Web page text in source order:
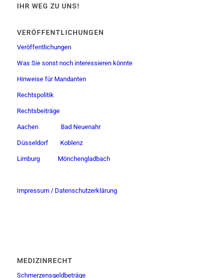
IHR WEG ZU UNS!
VERÖFFENTLICHUNGEN
Veröffentlichungen
Was Sie sonst noch interessieren könnte
Hinweise für Mandanten
Rechtspolitik
Rechtsbeiträge
Aachen Bad Neuenahr
Düsseldorf Koblenz
Limburg Mönchengladbach
Impressum / Datenschutzerklärung
MEDIZINRECHT
Schmerzensgeldbeträge